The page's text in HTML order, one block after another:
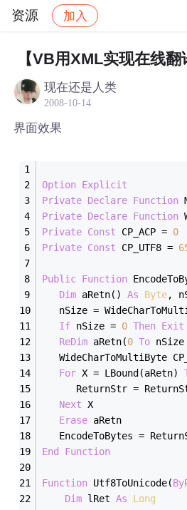
资源 加入
社区 资源 帖子详情
【VB用XML实现在线翻
现在还是人类
2008-10-14
界面效果
Option Explicit
Private Declare Function
Private Declare Function
Private Const CP_ACP = 0
Private Const CP_UTF8 =
Public Function
Dim aRetn() As Byte,
nSize =
If nSize = 0 Then Exit
ReDim aRetn(0 To
WideCharToMultiByte
For X = LBound(aRetn)
ReturnStr =
Next X
Erase aRetn
EncodeToBytes =
End
Function
Function Utf8ToUnicode(
Dim lRet As
Long